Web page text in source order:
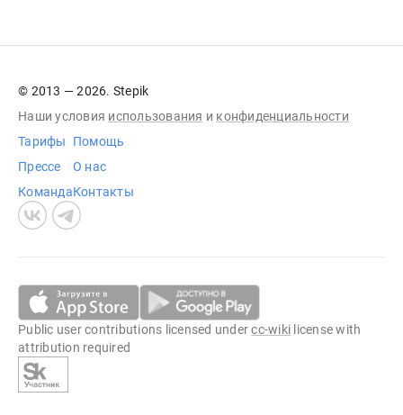
© 2013 — 2026. Stepik
Наши условия использования и конфиденциальности
Тарифы
Прессе
Команда
Помощь
О нас
Контакты
Public user contributions licensed undercc-wiki license with
attribution required